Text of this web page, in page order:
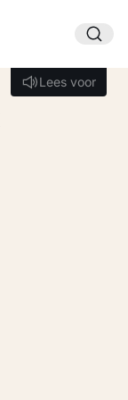
Lees voor
Lees voor